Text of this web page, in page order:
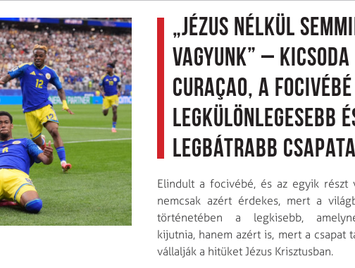
„Jézus nélkül
vagyunk” – Kicsoda
Curaçao, a focivébé
legkülönlegesebb
legbátrabb
Elindult a focivébé, és az egyik részt
nemcsak azért érdekes, mert a
történetében a legkisebb,
kijutnia, hanem azért is, mert a csapat
vállalják a hitüket Jézus Krisztusban.